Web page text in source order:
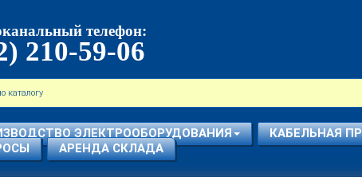
телефон:
210-59-06
ЭЛЕКТРООБОРУДОВАНИЯ КАБЕЛЬНАЯ
АРЕНДА СКЛАДА